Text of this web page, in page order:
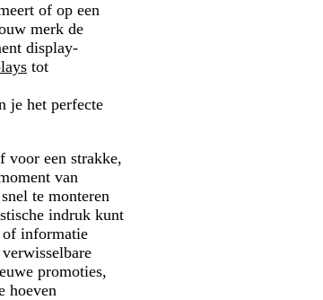
of op een
merk de
display-
tot
je het perfecte
voor een strakke,
van
te monteren
indruk kunt
of informatie
promoties,
hoeven